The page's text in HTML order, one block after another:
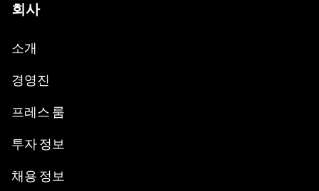
회사
소개
경영진
프레스 룸
투자 정보
채용 정보